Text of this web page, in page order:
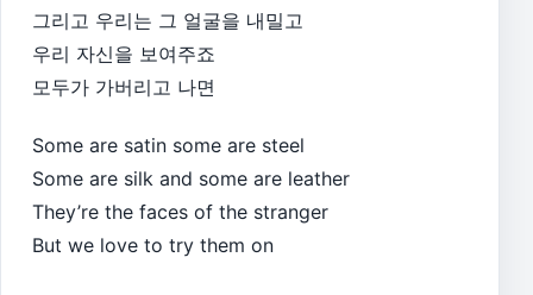
그리고 우리는 그 얼굴을 내밀고
우리 자신을 보여주죠
모두가 가버리고 나면
Some are satin some are steel
Some are silk and some are leather
They’re the faces of the stranger
But we love to try them on